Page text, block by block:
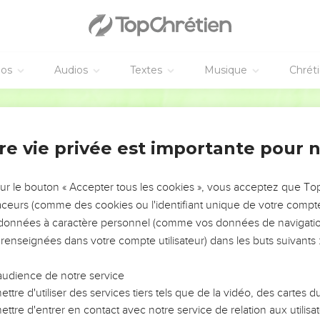
Audios Textes Musique
je l'ai beaucoup encouragé à venir aussi chez vous avec les
ferme dans la foi, soyez courageux, fortifiez-vous.
frères et sœurs. Vous savez que la famille de
s'est consacrée au service des saints.
personnes ainsi qu’à tous ceux qui travaillent et peinent
de Stéphanas, de Fortunatus et d'Achaïcus ; ils ont
esprit et le vôtre. Sachez donc apprécier de telles
saluent. Aquilas et Priscille, ainsi que l'Eglise qui se réunit
dans le Seigneur.
vous saluent. Saluez-vous les uns les autres par un saint
de ma propre main.
vie privée est importante pour
le bouton « Accepter tous les cookies », vous acceptez que
(comme des cookies ou l'identifiant unique de votre
à caractère personnel (comme vos données de
dans votre compte utilisateur) dans les buts suivants :
de notre service
d'utiliser des services tiers tels que de la vidéo, des cartes
d'entrer en contact avec notre service de relation aux